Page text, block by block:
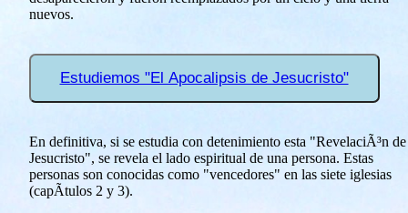
nuevos.
Estudiemos "El Apocalipsis de Jesucristo"
En definitiva, si se estudia con detenimiento esta "RevelaciÃ³n de
Jesucristo", se revela el lado espiritual de una persona. Estas
personas son conocidas como "vencedores" en las siete iglesias
(capÃ­tulos 2 y 3).